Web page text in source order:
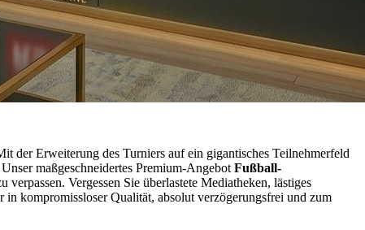
der Erweiterung des Turniers auf ein gigantisches Teilnehmerfeld
maßgeschneidertes Premium-Angebot Fußball-
Vergessen Sie überlastete Mediatheken, lästiges
in kompromissloser Qualität, absolut verzögerungsfrei und zum